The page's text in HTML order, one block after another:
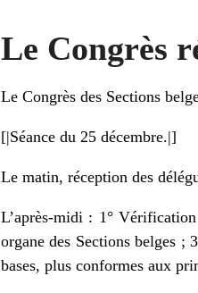
Le Congrès
Le Congrès des Sections
[|Séance du 25 décembre.|]
Le matin, réception des
L’après-midi : 1°
organe des Sections belges ;
bases, plus conformes aux